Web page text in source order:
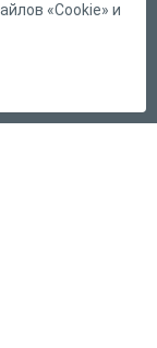
«Cookie» и